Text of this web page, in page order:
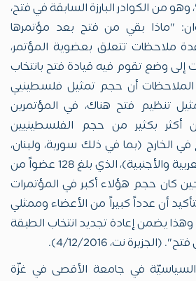
وهو من الكوادر البارزة السابقة في فتح،
"ماذا بقي من فتح بعد مؤتمرها
ملاحظات تتعلق بعضوية المؤتمر،
إلى وضع تقوم فيه قيادة فتح بانتخاب
الملاحظات أن حجم تمثيل فلسطينيي
تنظيم فتح هناك، في المؤتمرين
أكثر بكثير من حجم الفلسطينيين
في الخارج (بما في ذلك سورية، ولبنان،
والأردن، وباقي الدول العربية والأجنبية)، الذي بلغ 128 عضواً من
في حين كان حجم هؤلاء أكبر في المؤتمرات
أن عدداً كبيراً من الأعضاء وممثلي
وهذا يضمن إعادة تجديد انتخاب الطبقة
نت، 4/12/2016).
في جامعة الأقصى في غزّة